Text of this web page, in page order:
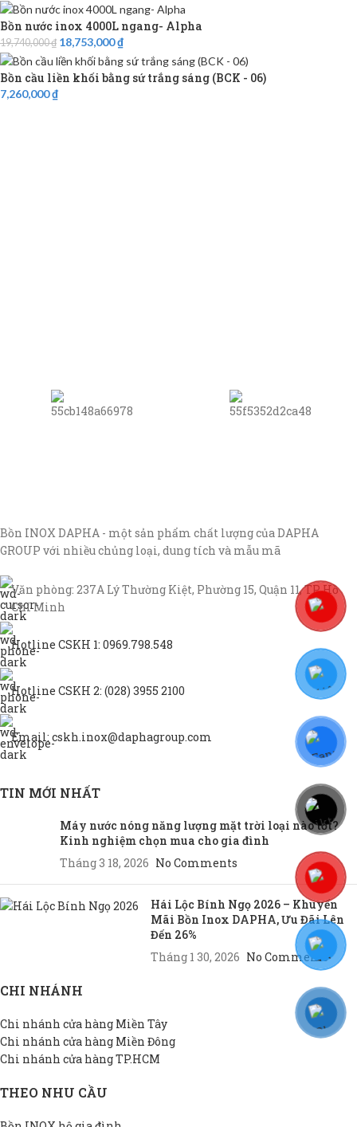
Bồn nước inox 4000L ngang- Alpha
19,740,000₫ 18,753,000₫
Bồn cầu liền khối bằng sứ trắng sáng (BCK - 06)
7,260,000₫
Bồn INOX DAPHA - một sản phẩm chất lượng của DAPHA
GROUP với nhiều chủng loại, dung tích và mẫu mã
Văn phòng: 237A Lý Thường Kiệt, Phường 15, Quận 11, TP Hồ
Chí Minh
Hotline CSKH 1: 0969.798.548
Hotline CSKH 2: (028) 3955 2100
Email: cskh.inox@daphagroup.com
TIN MỚI NHẤT
Máy nước nóng năng lượng mặt trời loại nào tốt?
Kinh nghiệm chọn mua cho gia đình
Tháng 3 18, 2026 No Comments
Hái Lộc Bính Ngọ 2026 – Khuyến
Mãi Bồn Inox DAPHA, Ưu Đãi Lên
Đến 26%
Tháng 1 30, 2026 No Comments
CHI NHÁNH
Chi nhánh cửa hàng Miền Tây
Chi nhánh cửa hàng Miền Đông
Chi nhánh cửa hàng TP.HCM
THEO NHU CẦU